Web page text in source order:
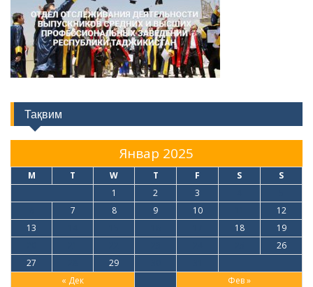
Тақвим
Январ 2025
M T W T F S S
« Дек Фев »
1 2 3
7 8 9 10
12
13
18
19
26
27
29